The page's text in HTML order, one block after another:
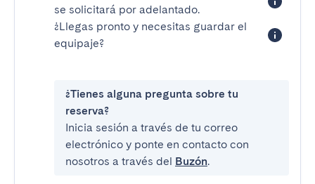
se solicitará por adelantado.
¿Llegas pronto y necesitas guardar el
equipaje?
¿Tienes alguna pregunta sobre tu
reserva?
Inicia sesión a través de tu correo
electrónico y ponte en contacto con
nosotros a través del Buzón.